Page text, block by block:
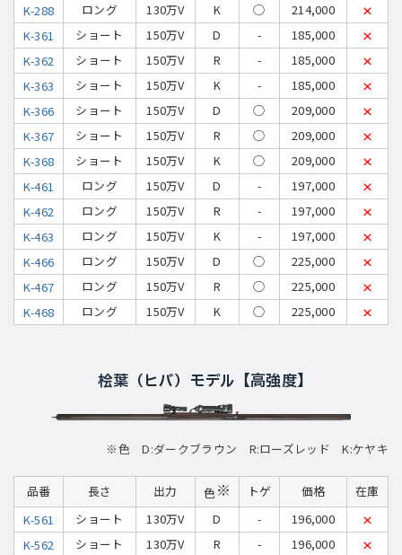
K-288
ロング 130万V K ◯ 214,000
×
K-361
ショート 150万V D - 185,000
×
K-362
ショート 150万V R - 185,000
×
K-363
ショート 150万V K - 185,000
×
K-366
ショート 150万V D ◯ 209,000
×
K-367
ショート 150万V R ◯ 209,000
×
K-368
ショート 150万V K ◯ 209,000
×
K-461
ロング 150万V D - 197,000
×
K-462
ロング 150万V R - 197,000
×
K-463
ロング 150万V K - 197,000
×
K-466
ロング 150万V D ◯ 225,000
×
K-467
ロング 150万V R ◯ 225,000
×
K-468
ロング 150万V K ◯ 225,000 ×
桧葉（ヒバ）モデル【高強度】
※色 D:ダークブラウン R:ローズレッド K:ケヤキ
品番 長さ 出力 色※ トゲ 価格
在庫
K-561
ショート 130万V D - 196,000
×
K-562
ショート 130万V R - 196,000
×